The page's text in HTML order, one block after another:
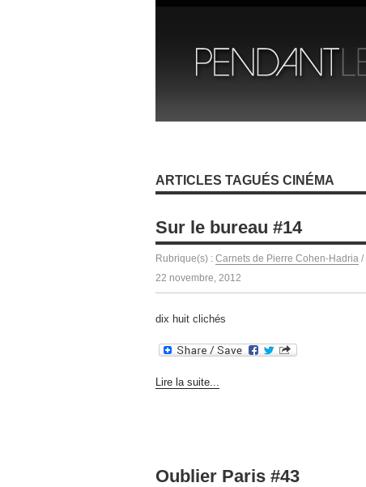
ARTICLES TAGUÉS CINÉMA
Sur le bureau #14
Rubrique(s) : Carnets de Pierre Cohen-Hadria /
22 novembre, 2012
dix huit clichés
Lire la suite...
Oublier Paris #43